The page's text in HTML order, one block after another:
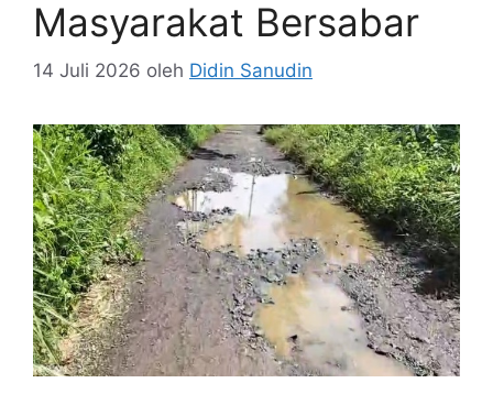
Masyarakat Bersabar
14 Juli 2026 oleh Didin Sanudin